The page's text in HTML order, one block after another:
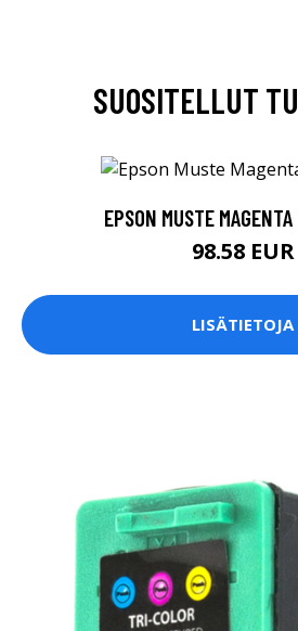
SUOSITELLUT
EPSON MUSTE
98.58 EUR
LISÄTIETOJA